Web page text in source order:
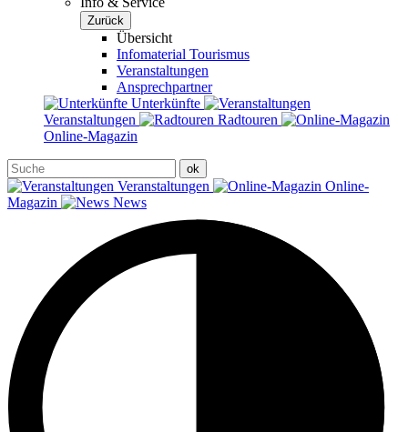
Zurück
Übersicht
Infomaterial Tourismus
Veranstaltungen
Ansprechpartner
Unterkünfte
Veranstaltungen
Radtouren
Online-Magazin
Veranstaltungen
Online-
Magazin
News